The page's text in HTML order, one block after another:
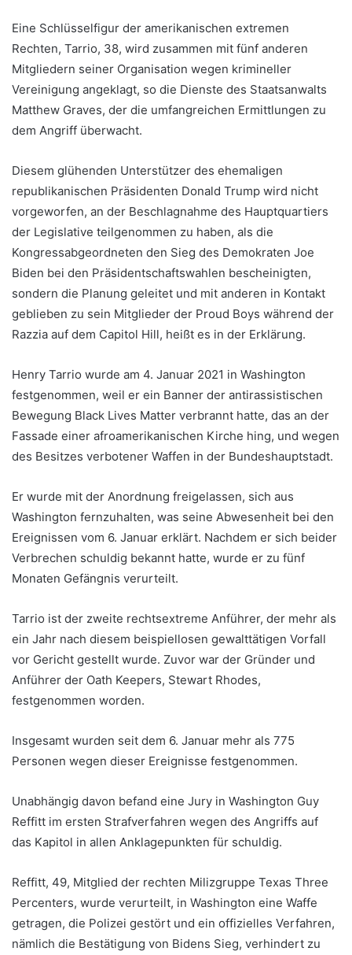
Eine Schlüsselfigur der amerikanischen extremen
Rechten, Tarrio, 38, wird zusammen mit fünf anderen
Mitgliedern seiner Organisation wegen krimineller
Vereinigung angeklagt, so die Dienste des Staatsanwalts
Matthew Graves, der die umfangreichen Ermittlungen zu
dem Angriff überwacht.
Diesem glühenden Unterstützer des ehemaligen
republikanischen Präsidenten Donald Trump wird nicht
vorgeworfen, an der Beschlagnahme des Hauptquartiers
der Legislative teilgenommen zu haben, als die
Kongressabgeordneten den Sieg des Demokraten Joe
Biden bei den Präsidentschaftswahlen bescheinigten,
sondern die Planung geleitet und mit anderen in Kontakt
geblieben zu sein Mitglieder der Proud Boys während der
Razzia auf dem Capitol Hill, heißt es in der Erklärung.
Henry Tarrio wurde am 4. Januar 2021 in Washington
festgenommen, weil er ein Banner der antirassistischen
Bewegung Black Lives Matter verbrannt hatte, das an der
Fassade einer afroamerikanischen Kirche hing, und wegen
des Besitzes verbotener Waffen in der Bundeshauptstadt.
Er wurde mit der Anordnung freigelassen, sich aus
Washington fernzuhalten, was seine Abwesenheit bei den
Ereignissen vom 6. Januar erklärt. Nachdem er sich beider
Verbrechen schuldig bekannt hatte, wurde er zu fünf
Monaten Gefängnis verurteilt.
Tarrio ist der zweite rechtsextreme Anführer, der mehr als
ein Jahr nach diesem beispiellosen gewalttätigen Vorfall
vor Gericht gestellt wurde. Zuvor war der Gründer und
Anführer der Oath Keepers, Stewart Rhodes,
festgenommen worden.
Insgesamt wurden seit dem 6. Januar mehr als 775
Personen wegen dieser Ereignisse festgenommen.
Unabhängig davon befand eine Jury in Washington Guy
Reffitt im ersten Strafverfahren wegen des Angriffs auf
das Kapitol in allen Anklagepunkten für schuldig.
Reffitt, 49, Mitglied der rechten Milizgruppe Texas Three
Percenters, wurde verurteilt, in Washington eine Waffe
getragen, die Polizei gestört und ein offizielles Verfahren,
nämlich die Bestätigung von Bidens Sieg, verhindert zu